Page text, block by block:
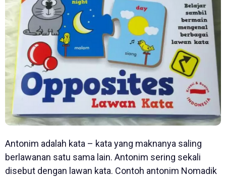
Antonim adalah kata – kata yang maknanya saling
berlawanan satu sama lain. Antonim sering sekali
disebut dengan lawan kata. Contoh antonim Nomadik